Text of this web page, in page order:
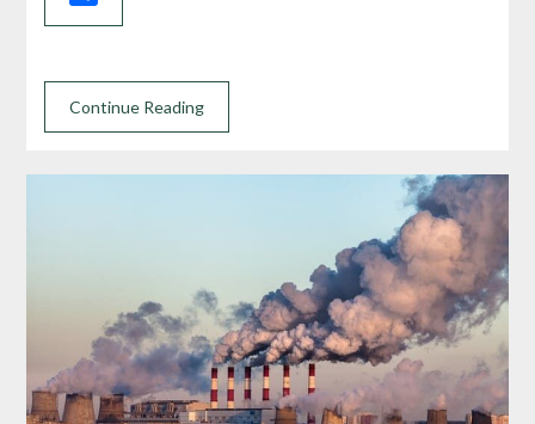
Continue Reading